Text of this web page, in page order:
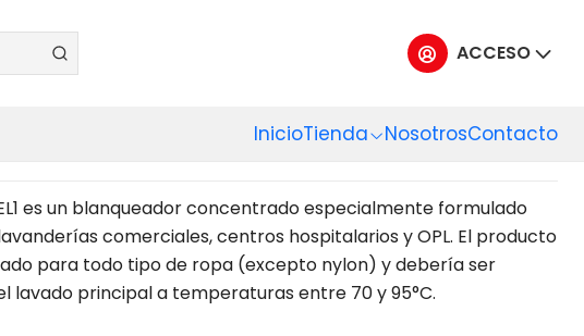
ACCESO
InicioTienda NosotrosContacto
CLAX SONRIL 20
es un blanqueador concentrado especialmente formulado
comerciales, centros hospitalarios y OPL. El producto
para todo tipo de ropa (excepto nylon) y debería ser
lavado principal a temperaturas entre 70 y 95°C.